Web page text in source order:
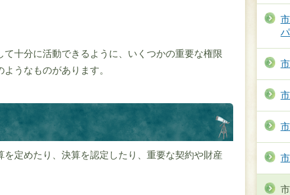
十分に活動できるように、いくつかの重要な権限
うなものがあります。
定めたり、決算を認定したり、重要な契約や財産